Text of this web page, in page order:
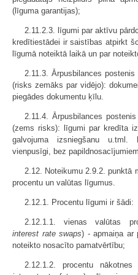
(līguma garantijas);
2.11.2.3. līgumi par aktīvu
kredītiestādei ir saistības atpirkt
līgumā noteiktā laikā un par
2.11.3. Ārpusbilances
(risks zemāks par vidējo):
piegādes dokumentu ķīlu.
2.11.4. Ārpusbilances
(zems risks): līgumi par kredīta
galvojuma izsniegšanu
vienpusīgi, bez
2.12. Noteikumu 2.9.2. punktā
procentu un valūtas līgumus.
2.12.1. Procentu līgumi ir šādi:
2.12.1.1. vienas valūtas
interest rate swaps) - apmaiņa ar
noteikto nosacīto pamatvērtību;
2.12.1.2. procentu